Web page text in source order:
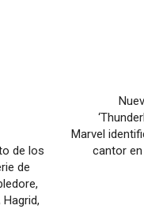
de los
de
Hagrid,
Marvel
cantor